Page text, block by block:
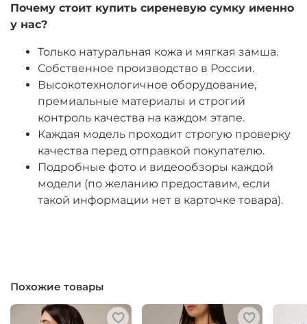
Почему стоит купить сиреневую сумку именно
у нас?
Только натуральная кожа и мягкая замша.
Собственное производство в России.
Высокотехнологичное оборудование,
премиальные материалы и строгий
контроль качества на каждом этапе.
Каждая модель проходит строгую проверку
качества перед отправкой покупателю.
Подробные фото и видеообзоры каждой
модели (по желанию предоставим, если
такой информации нет в карточке товара).
Похожие товары